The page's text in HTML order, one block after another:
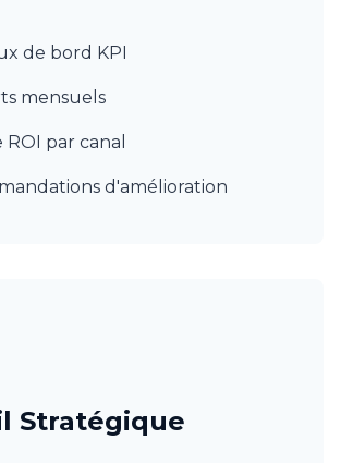
de bord KPI
mensuels
ROI par canal
d'amélioration
Stratégique